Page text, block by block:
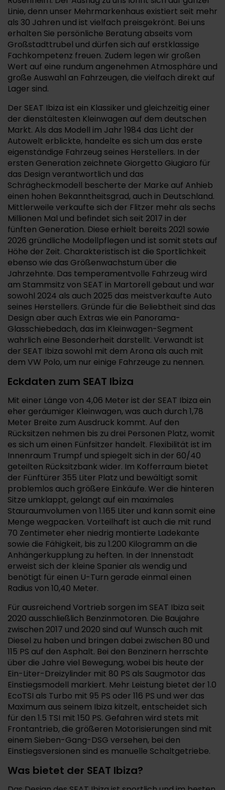
Linie, denn unser Mehrmarkenhaus existiert seit mehr
als 30 Jahren und ist vielfach preisgekrönt. Bei uns
erhalten Sie persönliche Beratung abseits vom
Großstadttrubel und dürfen sich auf erstklassige
Fachkompetenz freuen. Zudem legen wir großen
Wert auf eine rundum angenehmen Atmosphäre und
große Auswahl an Fahrzeugen, die vielfach direkt auf
Lager sind.
Der SEAT Ibiza ist ein Klassiker und gleichzeitig einer
der dienstältesten Kleinwagen auf dem deutschen
Markt. Als das Modell im Jahr 1984 das Licht der
Autowelt erblickte, handelte es sich um das erste
eigenständige Fahrzeug seines Herstellers. In der
ersten Generation zeichnete Giorgetto Giugiaro für
das Design verantwortlich und das
Schrägheckmodell bescherte der Marke auf Anhieb
einen hohen Bekanntheitsgrad, auch in Deutschland.
Mittlerweile verkaufte sich der Flitzer mehr als sechs
Millionen Mal und befindet sich seit 2017 in der
fünften Generation. Diese erhielt bereits 2021 sowie
2026 gründliche Modellpflegen und ist somit stets auf
Höhe der Zeit. Charakteristisch ist die Sportlichkeit
ebenso wie das Größenwachstum über die
Jahrzehnte. Das temperamentvolle Fahrzeug wird
am Stammsitz von SEAT in Martorell gebaut und war
sowohl 2024 als auch 2025 das meistverkaufte Auto
seines Herstellers. Gründe für die Beliebtheit sind das
Design aber auch Extras wie ein Panorama-
Glasschiebedach, das im Kleinwagen-Segment
wahrlich eine Besonderheit darstellt. Verwandt ist
der SEAT Ibiza sowohl mit dem Arona als auch mit
dem VW Polo, um nur einige Fahrzeuge zu nennen.
Eckdaten zum SEAT Ibiza
Mit einer Länge von 4,06 Meter ist der SEAT Ibiza ein
eher geräumiger Kleinwagen, was auch durch 1,78
Meter Breite zum Ausdruck kommt. Auf den
Rücksitzen nehmen bis zu drei Personen Platz, womit
es sich um einen Fünfsitzer handelt. Flexibilität ist im
Innenraum Trumpf und spiegelt sich in der 60/40
geteilten Rücksitzbank wider. Im Kofferraum bietet
der Fünftürer 355 Liter Platz und bewältigt somit
problemlos auch größere Einkäufe. Wer die hinteren
Sitze umklappt, gelangt auf ein maximales
Stauraumvolumen von 1.165 Liter und kann somit eine
Menge wegpacken. Vorteilhaft ist auch die mit rund
70 Zentimeter eher niedrig montierte Ladekante
sowie die Fähigkeit, bis zu 1.200 Kilogramm an die
Anhängerkupplung zu heften. In der Innenstadt
erweist sich der kleine Spanier als wendig und
benötigt für einen U-Turn gerade einmal einen
Radius von 10,40 Meter.
Für ausreichend Vortrieb sorgen im SEAT Ibiza seit
2020 ausschließlich Benzinmotoren. Die Baujahre
zwischen 2017 und 2020 sind auf Wunsch auch mit
Diesel zu haben und bringen dabei zwischen 80 und
115 PS auf den Asphalt. Bei den Benzinern herrschte
über die Jahre viel Bewegung, wobei bis heute der
Ein-Liter-Dreizylinder mit 80 PS als Saugmotor das
Einstiegsmodell markiert. Mehr Leistung bietet der 1.0
EcoTSI als Turbo mit 95 PS oder 116 PS und wer das
Maximum aus seinem Ibiza kitzelt, entscheidet sich
für den 1.5 TSI mit 150 PS. Gefahren wird stets mit
Frontantrieb, die größeren Motorisierungen sind mit
einem Sieben-Gang-DSG versehen, bei den
Einstiegsversionen sind es manuelle Schaltgetriebe.
Was bietet der SEAT Ibiza?